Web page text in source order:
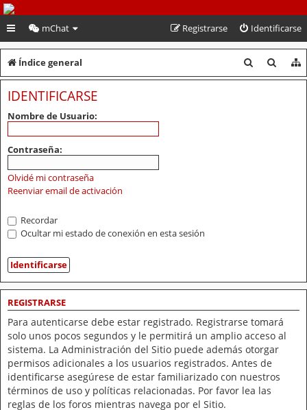
PeruVoley.com
mChat Identificarse
Registrarse
Índice general
u
u
IDENTIFICARSE
Nombre de Usuario:
Contraseña:
Olvidé mi contraseña
Reenviar email de activación
Recordar
Ocultar mi estado de conexión en esta sesión
REGISTRARSE
Para autenticarse debe estar registrado. Registrarse tomará
solo unos pocos segundos y le permitirá un amplio acceso al
sistema. La Administración del Sitio puede además otorgar
permisos adicionales a los usuarios registrados. Antes de
identificarse asegúrese de estar familiarizado con nuestros
términos de uso y políticas relacionadas. Por favor lea las
reglas de los foros mientras navega por el Sitio.